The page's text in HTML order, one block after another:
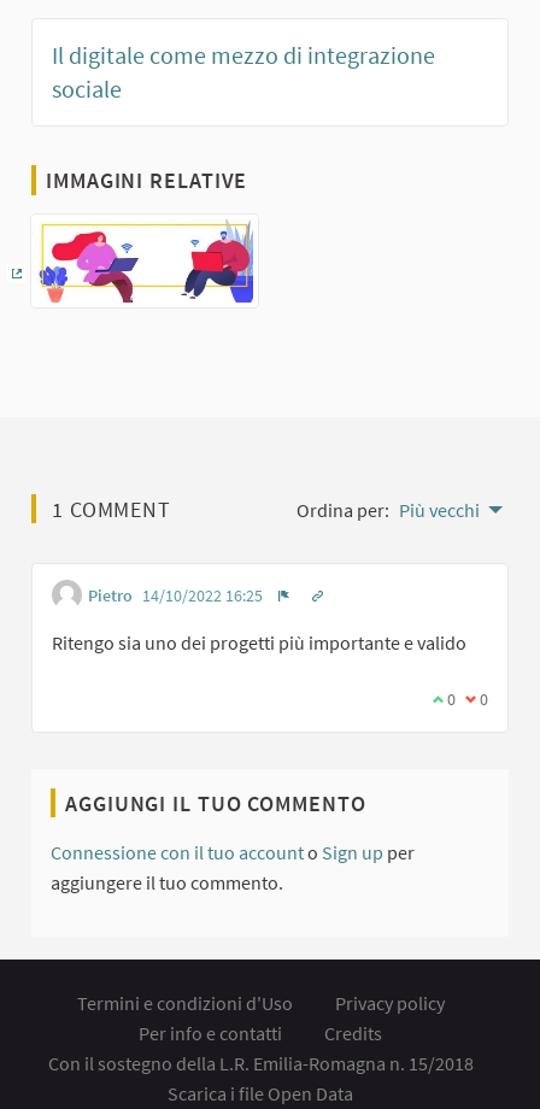
Il digitale come mezzo di integrazione
sociale
IMMAGINI RELATIVE
(Collegamento esterno)
1 COMMENT Ordina per: Più vecchi
Pietro 14/10/2022 16:25 Ottieni link a singolo
Ritengo sia uno dei progetti più importante e valido
Sono
0 Non
0
AGGIUNGI IL TUO COMMENTO
Connessione con il tuo accounto Sign up per
aggiungere il tuo commento.
Termini e condizioni d'Uso
Privacy policy
Per info e contatti
Credits
Con il sostegno della L.R. Emilia-Romagna n. 15/2018
Scarica i file Open Data